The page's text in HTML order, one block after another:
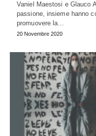
Vaniel Maestosi e Glauco
passione, insieme hanno
promuovere la…
20 Novembre 2020